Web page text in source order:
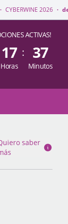
· del 4 al 10 de
ACTIVAS!
17
Horas
: 37
Minutos
saber